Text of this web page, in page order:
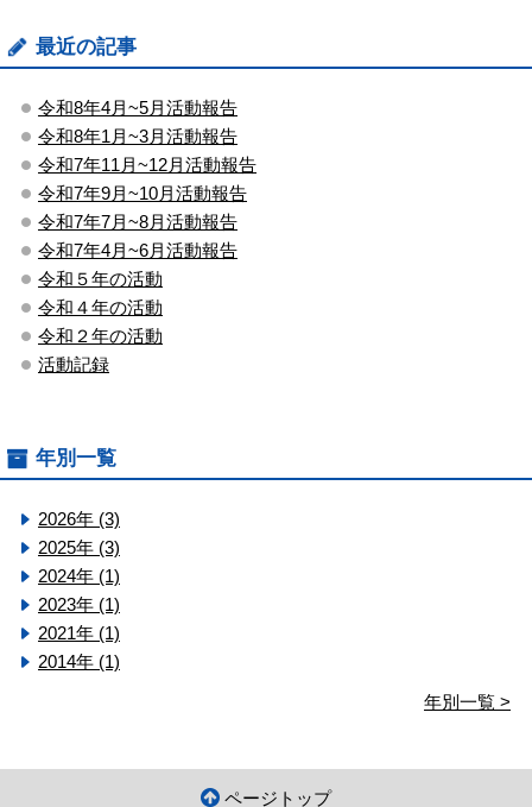
最近の記事
令和8年4月~5月活動報告
令和8年1月~3月活動報告
令和7年11月~12月活動報告
令和7年9月~10月活動報告
令和7年7月~8月活動報告
令和7年4月~6月活動報告
令和５年の活動
令和４年の活動
令和２年の活動
活動記録
年別一覧
2026年 (3)
2025年 (3)
2024年 (1)
2023年 (1)
2021年 (1)
2014年 (1)
年別一覧 >
ページトップ